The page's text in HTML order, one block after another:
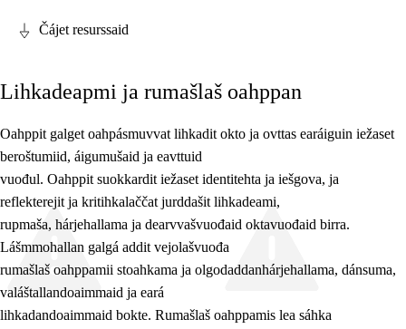
Guovddášelemeanttat
Fágaidrasttideaddji fáttát
Vuođđogálggat
Čájet resurssaid
Lihkadeapmi ja rumašlaš oahppan
Oahppit galget oahpásmuvvat lihkadit okto ja ovttas earáiguin iežaset
beroštumiid, áigumušaid ja eavttuid
vuođul. Oahppit suokkardit iežaset identitehta ja iešgova, ja
reflekterejit ja kritihkalaččat jurddašit lihkadeami,
rupmaša, hárjehallama ja dearvvašvuođaid oktavuođaid birra.
Lášmmohallan galgá addit vejolašvuođa
rumašlaš oahppamii stoahkama ja olgodaddanhárjehallama, dánsuma,
valáštallandoaimmaid ja eará
lihkadandoaimmaid bokte. Rumašlaš oahppamis lea sáhka